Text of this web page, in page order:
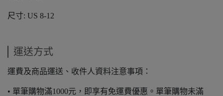
尺寸: US 8-12
運送方式
運費及商品運送、收件人資料注意事項：
• 單筆購物滿1000元，即享有免運費優惠。單筆購物未滿